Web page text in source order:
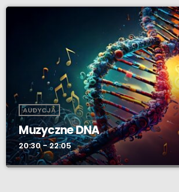
AUDYCJA
Muzyczne DNA
20:30 - 22:05